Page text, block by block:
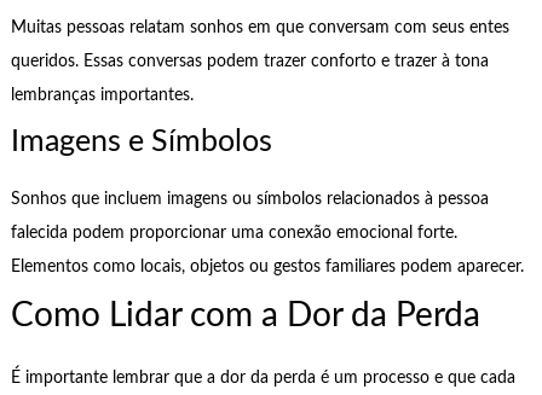
Muitas pessoas relatam sonhos em que conversam com seus entes
queridos. Essas conversas podem trazer conforto e trazer à tona
lembranças importantes.
Imagens e Símbolos
Sonhos que incluem imagens ou símbolos relacionados à pessoa
falecida podem proporcionar uma conexão emocional forte.
Elementos como locais, objetos ou gestos familiares podem aparecer.
Como Lidar com a Dor da Perda
É importante lembrar que a dor da perda é um processo e que cada